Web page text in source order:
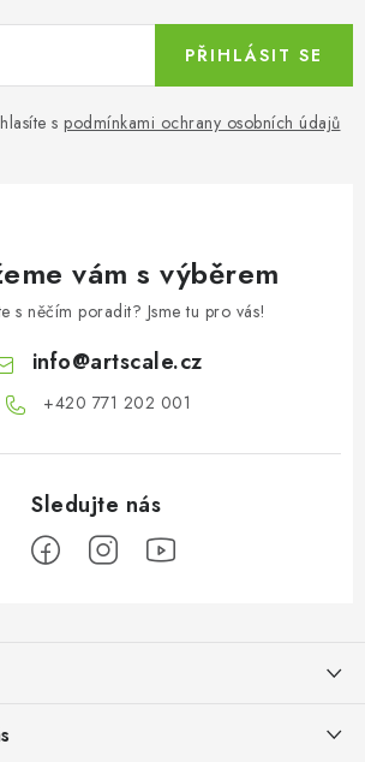
s podmínkami ochrany osobních údajů
PŘIHLÁSIT SE
vám s výběrem
s něčím poradit? Jsme tu pro vás!
info@artscale.cz
+420 771 202 001​
služeb a servisu